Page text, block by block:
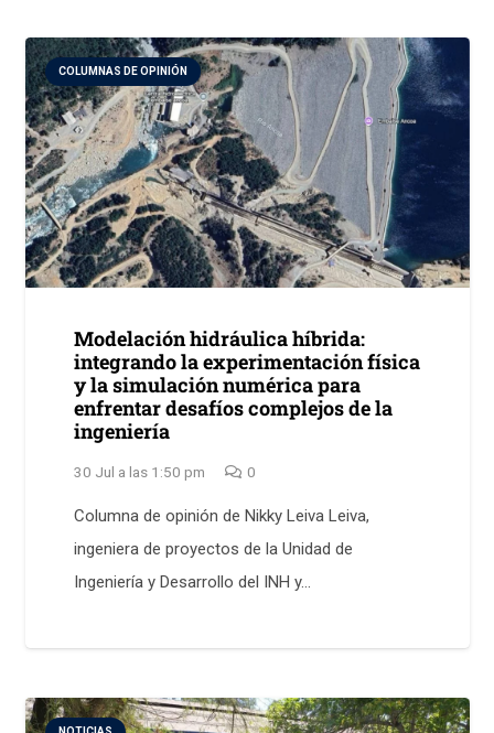
COLUMNAS DE OPINIÓN
Modelación hidráulica híbrida:
integrando la experimentación física
y la simulación numérica para
enfrentar desafíos complejos de la
ingeniería
30 Jul a las 1:50 pm 0
Columna de opinión de Nikky Leiva Leiva,
ingeniera de proyectos de la Unidad de
Ingeniería y Desarrollo del INH y…